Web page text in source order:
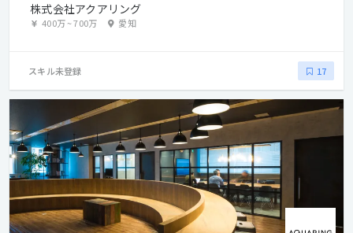
株式会社アクアリング
400万~700万 愛知
スキル未登録 17